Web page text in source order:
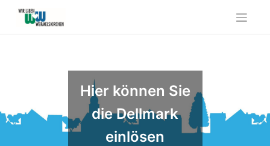
Hier können Sie
die Dellmark
einlösen